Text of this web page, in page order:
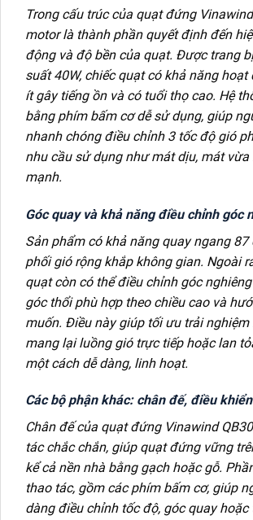
Trong cấu trúc của quạt đứng
motor là thành phần quyết định đến
động và độ bền của quạt. Được trang
suất 40W, chiếc quạt có khả năng hoạt
ít gây tiếng ồn và có tuổi thọ cao. Hệ
bằng phím bấm cơ dễ sử dụng, giúp
nhanh chóng điều chỉnh 3 tốc độ gió
nhu cầu sử dụng như mát dịu, mát vừa
mạnh.
Góc quay và khả năng điều chỉnh góc
Sản phẩm có khả năng quay ngang
phối gió rộng khắp không gian. Ngoài
quạt còn có thể điều chỉnh góc
góc thổi phù hợp theo chiều cao và
muốn. Điều này giúp tối ưu trải nghiệm
mang lại luồng gió trực tiếp hoặc lan
một cách dễ dàng, linh hoạt.
Các bộ phận khác: chân đế, điều khiển
Chân đế của quạt đứng Vinawind
tác chắc chắn, giúp quạt đứng vững
kể cả nền nhà bằng gạch hoặc gỗ.
thao tác, gồm các phím bấm cơ, giúp
dàng điều chỉnh tốc độ, góc quay